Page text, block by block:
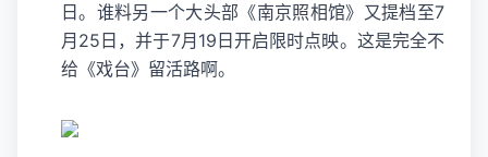
日。谁料另一个大头部《南京照相馆》又提档至7
月25日，并于7月19日开启限时点映。这是完全不
给《戏台》留活路啊。